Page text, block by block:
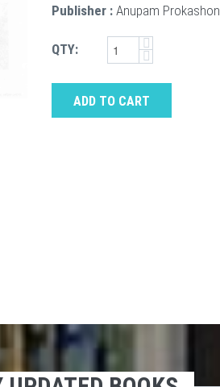
Publisher : Anupam
QTY:
ADD TO CART